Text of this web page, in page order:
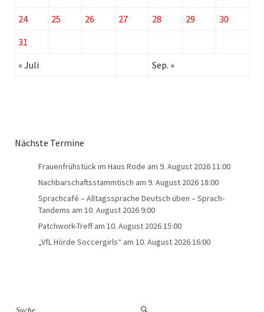
24
25 26 27 28 29
30
31
« Juli
Sep. »
Nächste Termine
Frauenfrühstück im Haus Rode am 9. August 2026 11:00
Nachbarschaftsstammtisch am 9. August 2026 18:00
Sprachcafé – Alltagssprache Deutsch üben – Sprach-
Tandems am 10. August 2026 9:00
Patchwork-Treffam 10. August 2026 15:00
„VfL Hörde Soccergirls“ am 10. August 2026 16:00